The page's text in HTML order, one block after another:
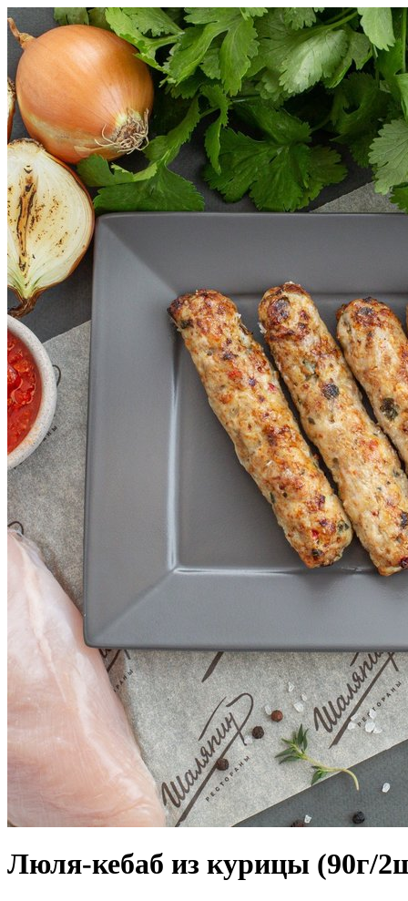
Люля-кебаб из курицы (90г/